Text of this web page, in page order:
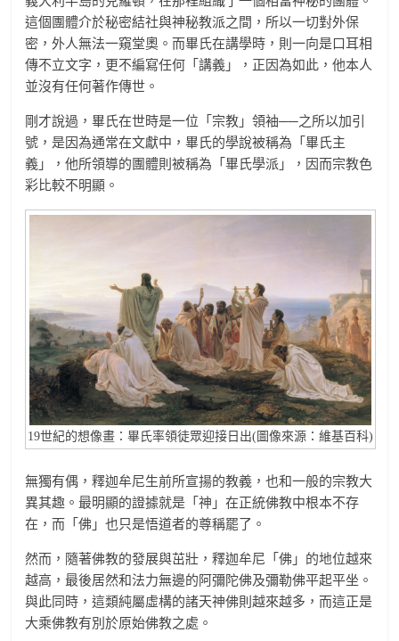
這個團體介於秘密結社與神秘教派之間，所以一切對外保
密，外人無法一窺堂奧。而畢氏在講學時，則一向是口耳相
傳不立文字，更不編寫任何「講義」，正因為如此，他本人
並沒有任何著作傳世。
剛才說過，畢氏在世時是一位「宗教」領袖──之所以加引
號，是因為通常在文獻中，畢氏的學說被稱為「畢氏主
義」，他所領導的團體則被稱為「畢氏學派」，因而宗教色
彩比較不明顯。
19世紀的想像畫：畢氏率領徒眾迎接日出(圖像來源：維基百科)
無獨有偶，釋迦牟尼生前所宣揚的教義，也和一般的宗教大
異其趣。最明顯的證據就是「神」在正統佛教中根本不存
在，而「佛」也只是悟道者的尊稱罷了。
然而，隨著佛教的發展與茁壯，釋迦牟尼「佛」的地位越來
越高，最後居然和法力無邊的阿彌陀佛及彌勒佛平起平坐。
與此同時，這類純屬虛構的諸天神佛則越來越多，而這正是
大乘佛教有別於原始佛教之處。